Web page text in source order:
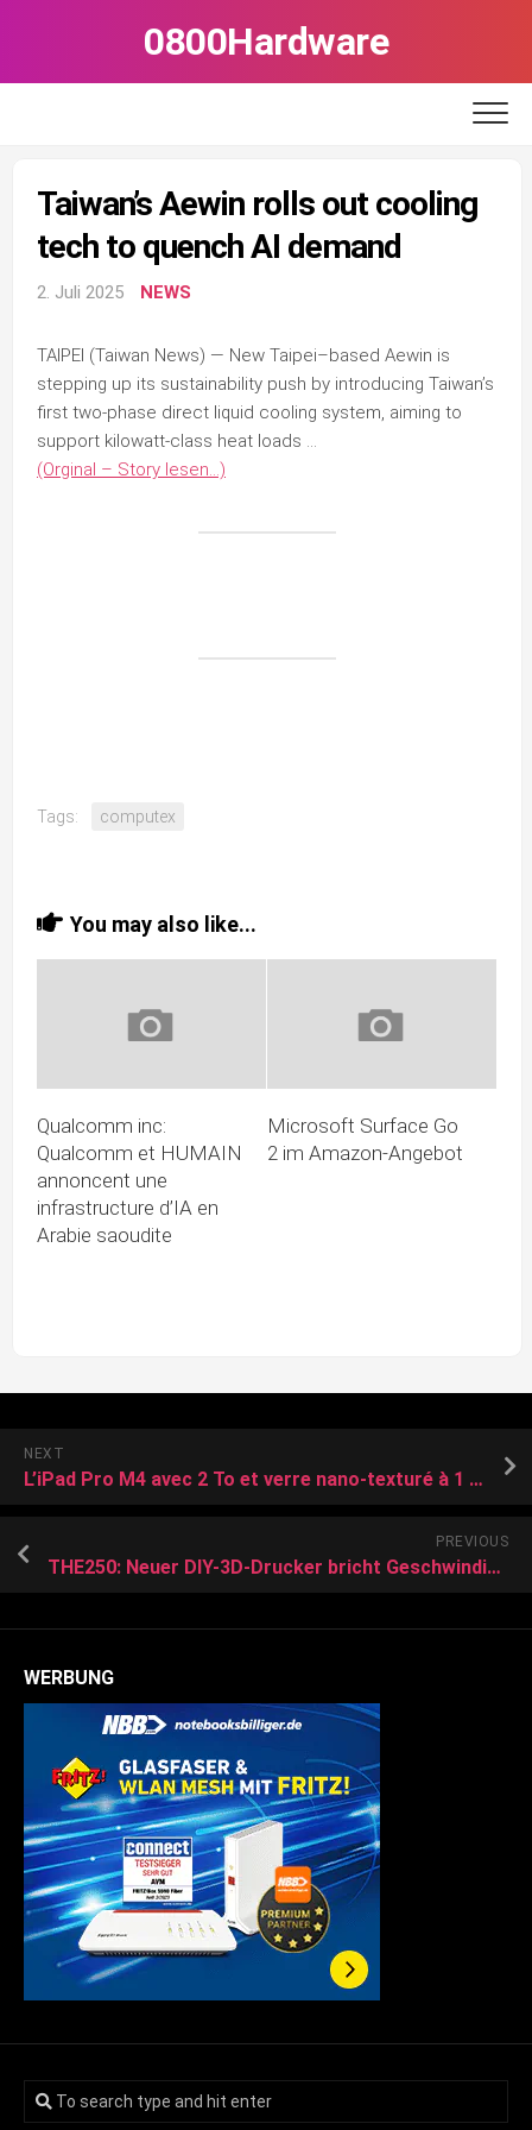
0800Hardware
Taiwan’s Aewin rolls out cooling
tech to quench AI demand
2. Juli 2025 NEWS
TAIPEI (Taiwan News) — New Taipei–based Aewin is
stepping up its sustainability push by introducing Taiwan’s
first two-phase direct liquid cooling system, aiming to
support kilowatt-class heat loads …
(Orginal – Story lesen…)
Tags: computex
You may also like...
Qualcomm inc:
Qualcomm et HUMAIN
annoncent une
infrastructure d’IA en
Arabie saoudite
Microsoft Surface Go
2 im Amazon-Angebot
NEXT
L’iPad Pro M4 avec 2 To et verre nano-texturé à 1 580,98 € (-38%)
PREVIOUS
THE250: Neuer DIY-3D-Drucker bricht Geschwindigkeitsrekorde
WERBUNG